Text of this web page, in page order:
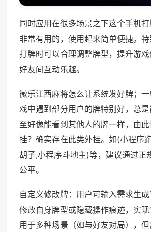
同时应用在很多场景之下这个手机
非常有用的，使用起来简单便捷。
打牌时可以合理调整牌型，提升游
好友间互动乐趣。
微乐江西麻将怎么让系统发好牌；
戏中遇到部分用户的牌特别好，总
至好像能看到其他人的牌一样，由
挂？确实存在此类外挂。如(小程序
胡子,小程序斗地主)等，建议通过正
公平。
自定义修改牌：用户可输入需求生成
修改自身牌型或隐藏操作痕迹，实现
用于多种场景（如与好友对局），